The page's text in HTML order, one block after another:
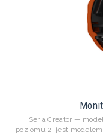
Seria Creator —
poziomu 2. jest